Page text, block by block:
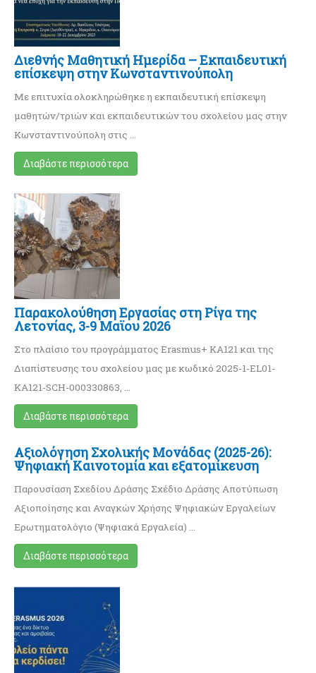
Διεθνής Mαθητική Ημερίδα – Eκπαιδευτική
επίσκεψη στην Κωνσταντινούπολη
Με επιτυχία ολοκληρώθηκε η εκπαιδευτική επίσκεψη
μαθητών/τριών και εκπαιδευτικών του σχολείου μας στην
Κωνσταντινούπολη στις …
Διαβάστε περισσότερα
Παρακολούθηση Εργασίας στη Ρίγα της
Λετονίας, 3-9 Μαϊου 2026
Στο πλαίσιο του προγράμματος Erasmus+ KA121 και της
Διαπίστευσης του σχολείου μας με κωδικό 2025-1-EL01-
KA121-SCH-000330863, …
Διαβάστε περισσότερα
Αξιολόγηση Σχολικής Μονάδας (2025-26):
Ψηφιακή Καινοτομία και εξατομίκευση
Παρουσίαση Σχεδίου Δράσης Σχέδιο Δράσης Αποτύπωση
Αξιοποίησης και Αναγκών Χρήσης Ψηφιακών Εργαλείων
Ερωτηματολόγιο (Ψηφιακά Εργαλεία) …
Διαβάστε περισσότερα